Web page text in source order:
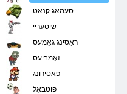
סעמַאג קנַאט
שיסערייַ
ראַסינג גאַמעס
זאָמביעס
פּאַסירונג
פוטבאָל